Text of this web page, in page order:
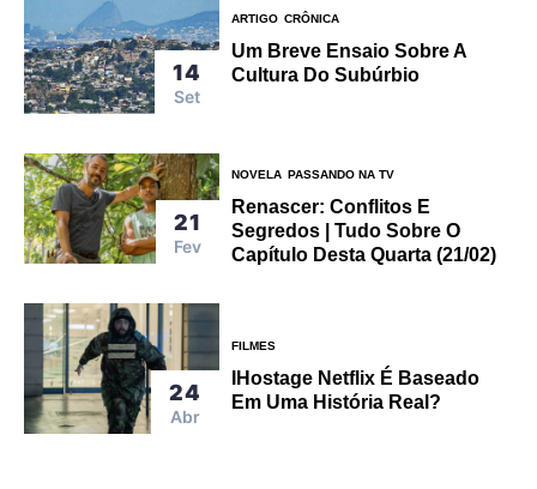
14
Set
ARTIGO CRÔNICA
Um Breve Ensaio Sobre A
Cultura Do Subúrbio
21
Fev
NOVELA PASSANDO NA TV
Renascer: Conflitos E
Segredos | Tudo Sobre O
Capítulo Desta Quarta (21/02)
24
Abr
FILMES
IHostage Netflix É Baseado
Em Uma História Real?